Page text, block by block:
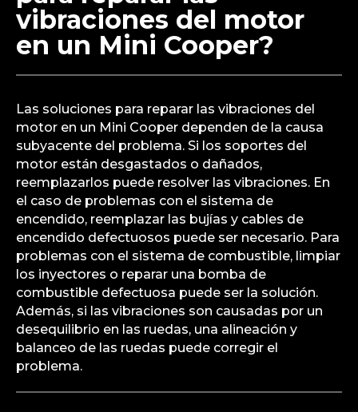
vibraciones del motor
en un Mini Cooper?
Las soluciones para reparar las vibraciones del
motor en un Mini Cooper dependen de la causa
subyacente del problema. Si los soportes del
motor están desgastados o dañados,
reemplazarlos puede resolver las vibraciones. En
el caso de problemas con el sistema de
encendido, reemplazar las bujías y cables de
encendido defectuosos puede ser necesario. Para
problemas con el sistema de combustible, limpiar
los inyectores o reparar una bomba de
combustible defectuosa puede ser la solución.
Además, si las vibraciones son causadas por un
desequilibrio en las ruedas, una alineación y
balanceo de las ruedas puede corregir el
problema.